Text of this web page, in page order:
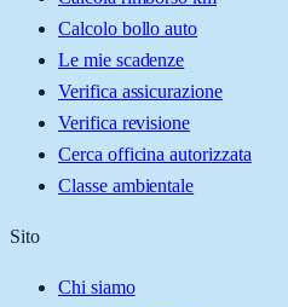
Calcolo bollo auto
Le mie scadenze
Verifica assicurazione
Verifica revisione
Cerca officina autorizzata
Classe ambientale
Sito
Chi siamo